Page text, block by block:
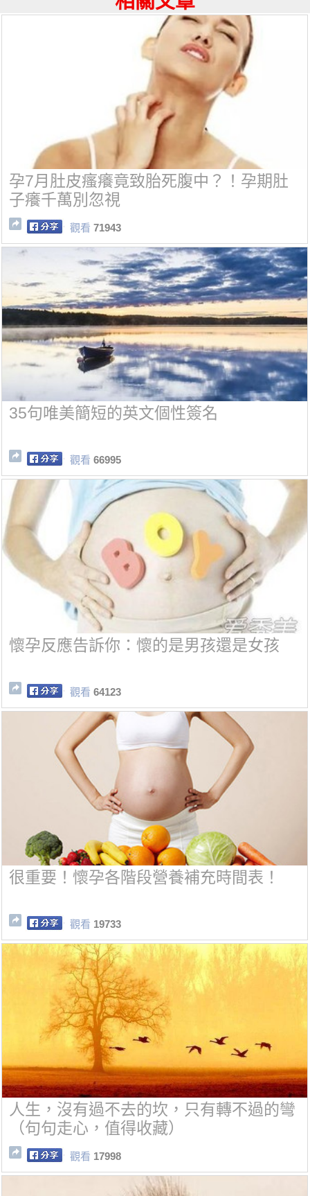
孕7月肚皮瘙癢竟致胎死腹中？！孕期肚
子癢千萬別忽視
觀看 71943
35句唯美簡短的英文個性簽名
觀看 66995
懷孕反應告訴你：懷的是男孩還是女孩
觀看 64123
很重要！懷孕各階段營養補充時間表！
觀看 19733
人生，沒有過不去的坎，只有轉不過的彎
（句句走心，值得收藏）
觀看 17998